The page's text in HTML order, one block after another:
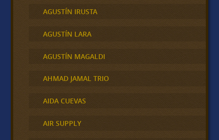
AGUSTÍN IRUSTA
AGUSTÍN LARA
AGUSTÍN MAGALDI
AHMAD JAMAL TRIO
AIDA CUEVAS
AIR SUPPLY